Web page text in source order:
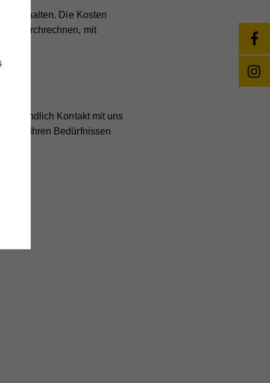
zu halten. Die Kosten
durchrechnen, mit
Kontakt mit uns
zu Ihren Bedürfnissen